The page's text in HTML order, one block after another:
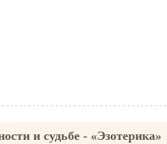
и судьбе - «Эзотерика»